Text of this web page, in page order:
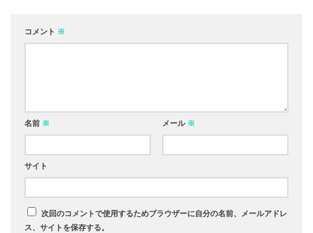
コメント ※
名前 ※ メール ※
サイト
次回のコメントで使用するためブラウザーに自分の名前、メールアドレ
ス、サイトを保存する。